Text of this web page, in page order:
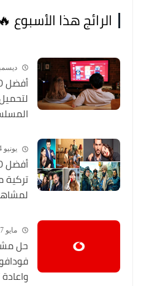
الرائج هذا الأسبوع 🔥
ديسمبر 21,
يونيو 4, 2024
تركية
HD)
مايو 27, 2026
حل